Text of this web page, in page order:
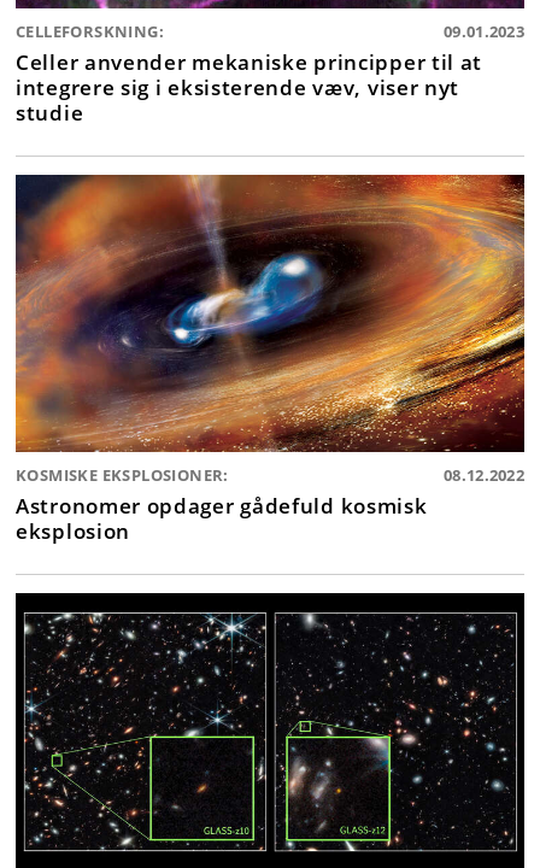
CELLEFORSKNING: 09.01.2023
Celler anvender mekaniske principper til at
integrere sig i eksisterende væv, viser nyt
studie
KOSMISKE EKSPLOSIONER: 08.12.2022
Astronomer opdager gådefuld kosmisk
eksplosion